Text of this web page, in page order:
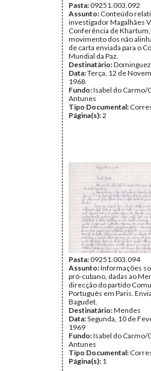
Pasta:09251.003.092
Assunto: Conteúdo
investigador Magalhães
Conferência de
movimento dos não
de carta enviada para o
Mundial da Paz.
Destinatário:Dominguez
Data:Terça, 12 de
1968
Fundo:Isabel do Carmo/
Antunes
Tipo Documental:
Página(s):2
Pasta:09251.003.094
Assunto:Informações
pró-cubano, dadas ao
direcção do partido
Português em Paris.
Bagudet.
Destinatário:Mendes
Data:Segunda, 10 de
1969
Fundo:Isabel do Carmo/
Antunes
Tipo Documental:
Página(s): 1